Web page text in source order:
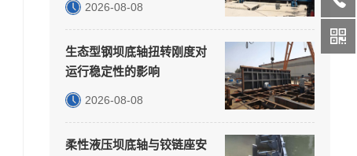
2026-08-08
生态型钢坝底轴扭转刚度对
运行稳定性的影响
2026-08-08
柔性液压坝底轴与铰链座安